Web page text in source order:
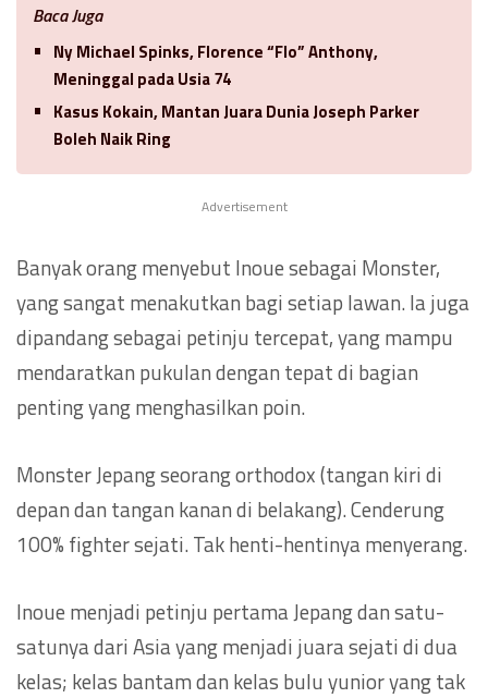
Baca Juga
Ny Michael Spinks, Florence “Flo” Anthony,
Meninggal pada Usia 74
Kasus Kokain, Mantan Juara Dunia Joseph Parker
Boleh Naik Ring
Advertisement
Banyak orang menyebut Inoue sebagai Monster,
yang sangat menakutkan bagi setiap lawan. Ia juga
dipandang sebagai petinju tercepat, yang mampu
mendaratkan pukulan dengan tepat di bagian
penting yang menghasilkan poin.
Monster Jepang seorang orthodox (tangan kiri di
depan dan tangan kanan di belakang). Cenderung
100% fighter sejati. Tak henti-hentinya menyerang.
Inoue menjadi petinju pertama Jepang dan satu-
satunya dari Asia yang menjadi juara sejati di dua
kelas; kelas bantam dan kelas bulu yunior yang tak